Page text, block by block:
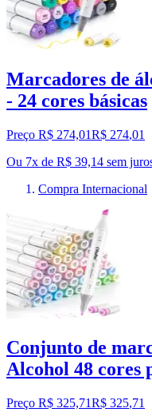
Marcadores de
- 24 cores básicas
Preço R$ 274,01R$ 274,01
Ou 7x de R$ 39,14 sem
Compra Internacional
Conjunto de
Alcohol 48 cores
Preço R$ 325,71R$ 325,71